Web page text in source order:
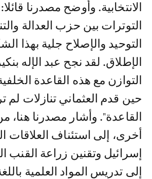
الانتخابية. وأوضح مصدرنا
التوترات بين حزب العدالة
التوحيد والإصلاح جلية بهذا
الإطلاق. لقد نجح عبد الإله
التوازن مع هذه القاعدة
حين قدم العثماني تنازلات
القاعدة". وأشار مصدرنا هنا،
أخرى، إلى استئناف العلاقات
إسرائيل وتقنين زراعة القنب
إلى تدريس المواد العلمية